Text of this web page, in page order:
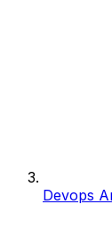
Devops